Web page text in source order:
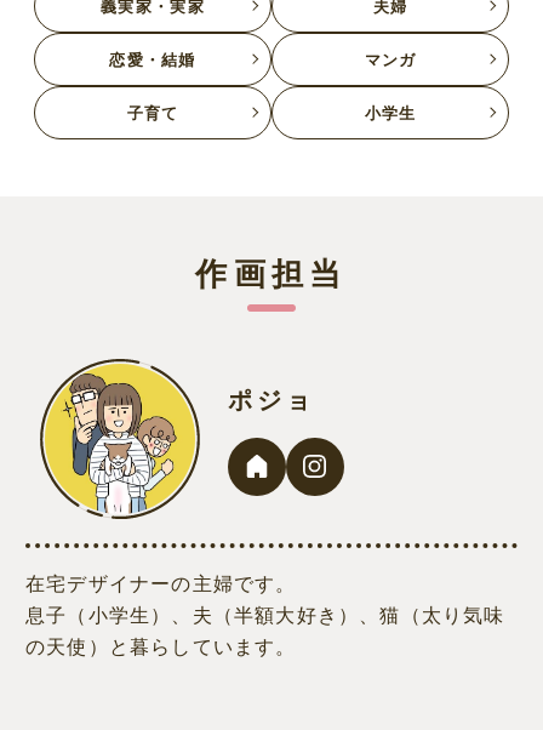
義実家・実家 夫婦
恋愛・結婚 マンガ
子育て 小学生
作画担当
ポジョ
在宅デザイナーの主婦です。
息子（小学生）、夫（半額大好き）、猫（太り気味
の天使）と暮らしています。